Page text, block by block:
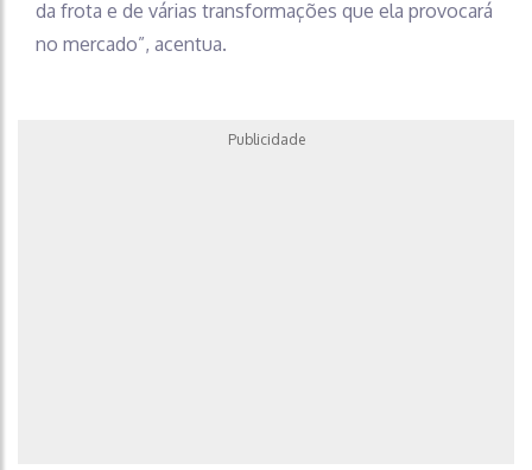
da frota e de várias transformações que ela provocará
no mercado”, acentua.
Publicidade